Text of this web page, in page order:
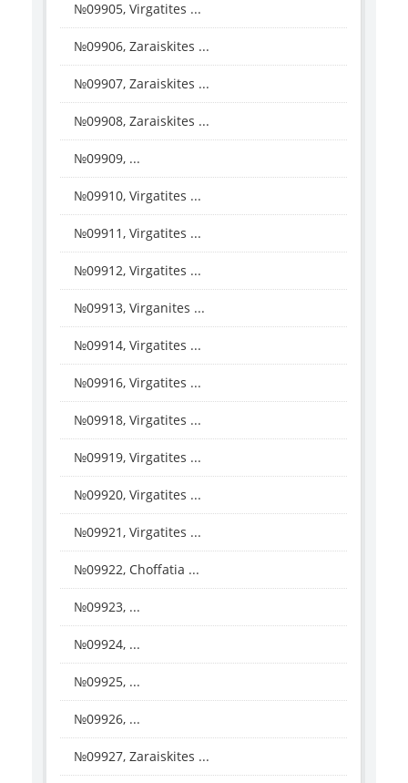
№09905, Virgatites ...
№09906, Zaraiskites ...
№09907, Zaraiskites ...
№09908, Zaraiskites ...
№09909, ...
№09910, Virgatites ...
№09911, Virgatites ...
№09912, Virgatites ...
№09913, Virganites ...
№09914, Virgatites ...
№09916, Virgatites ...
№09918, Virgatites ...
№09919, Virgatites ...
№09920, Virgatites ...
№09921, Virgatites ...
№09922, Choffatia ...
№09923, ...
№09924, ...
№09925, ...
№09926, ...
№09927, Zaraiskites ...